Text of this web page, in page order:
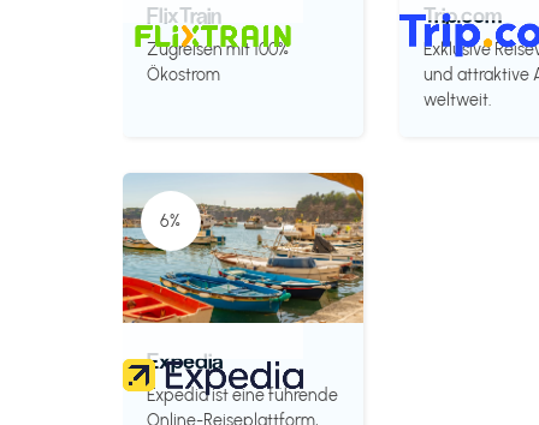
FlixTrain
Zugreisen mit 100%
Ökostrom
Trip.com
Exklusive
und attraktive
weltweit.
6%
Expedia
Expedia ist eine führende
Online-Reiseplattform,